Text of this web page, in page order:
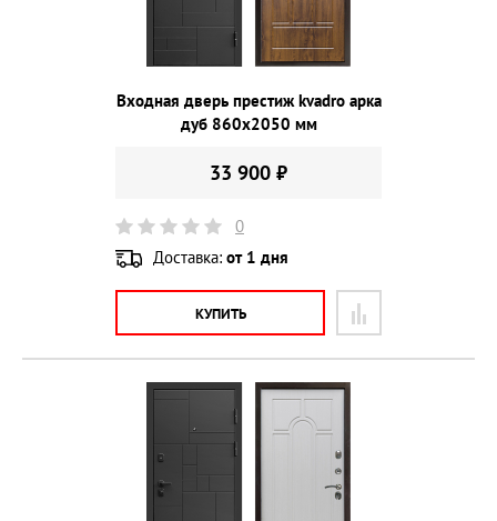
Входная дверь престиж kvadro арка
дуб 860х2050 мм
33 900 ₽
0
Доставка: от 1 дня
КУПИТЬ